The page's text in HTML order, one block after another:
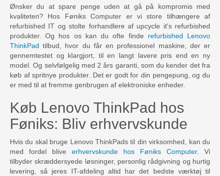
Ønsker du at spare penge uden at gå på kompromis med
kvaliteten? Hos Føniks Computer er vi store tilhængere af
refurbished IT og stolte forhandlere af upcycle it's refurbished
produkter. Og hos os kan du ofte finde refurbished Lenovo
ThinkPad tilbud, hvor du får en professionel maskine, der er
gennemtestet og klargjort, til en langt lavere pris end en ny
model. Og selvfølgelig med 2 års garanti, som du kender det fra
køb af spritnye produkter. Det er godt for din pengepung, og du
er med til at fremme genbrugen af elektroniske enheder.
Køb Lenovo ThinkPad hos
Føniks: Bliv erhvervskunde
Hvis du skal bruge Lenovo ThinkPads til din virksomhed, kan du
med fordel blive erhvervskunde hos Føniks Computer. Vi
tilbyder skræddersyede løsninger, personlig rådgivning og hurtig
levering, så jeres IT-afdeling altid har det bedste værktøj til